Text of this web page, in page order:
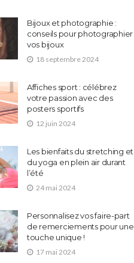
Bijoux et photographie :
conseils pour photographier
vos bijoux
18 septembre 2024
Affiches sport : célébrez
votre passion avec des
posters sportifs
12 juin 2024
Les bienfaits du stretching et
du yoga en plein air durant
l’été
24 mai 2024
Personnalisez vos faire-part
de remerciements pour une
touche unique !
17 mai 2024